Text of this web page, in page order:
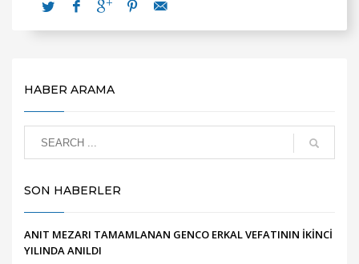
HABER ARAMA
SON HABERLER
ANIT MEZARI TAMAMLANAN GENCO ERKAL VEFATININ İKİNCİ
YILINDA ANILDI